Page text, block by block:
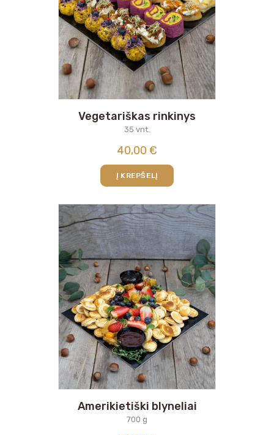
Vegetariškas rinkinys
35 vnt.
40,00 €
Į KREPŠELĮ
Amerikietiški blyneliai
700 g